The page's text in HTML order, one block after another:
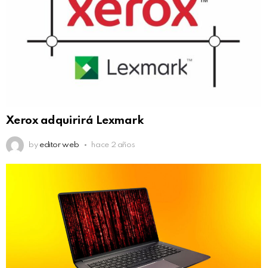
Xerox adquirirá Lexmark
by editor web hace 2 años